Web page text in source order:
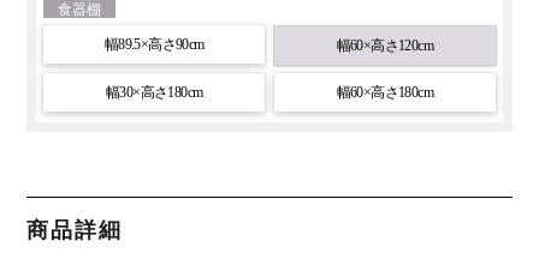
商品詳細
食器棚
幅89.5×高さ90cm 幅60×高さ120cm
幅30×高さ180cm 幅60×高さ180cm